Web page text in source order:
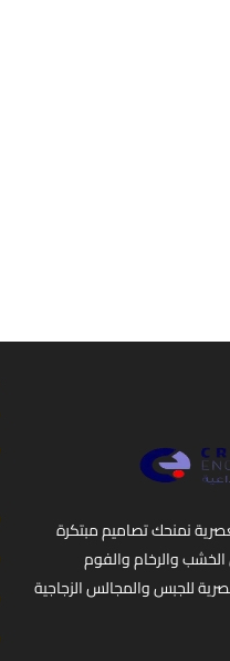
نمنحك تصاميم مبتكرة
والرخام والفوم
للجبس والمجالس الزجاجية